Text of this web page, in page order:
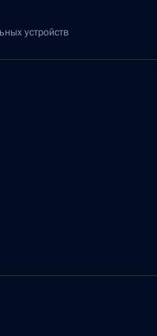
устройств